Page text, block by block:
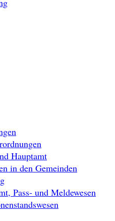
Hauptamt
in den Gemeinden
Pass- und Meldewesen